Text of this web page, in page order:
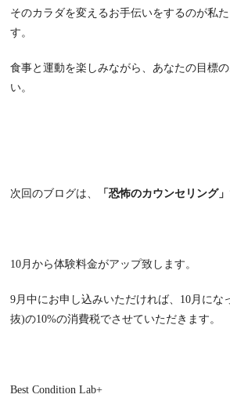
そのカラダを変えるお手伝いをするのが私
す。
食事と運動を楽しみながら、あなたの目標
い。
次回のブログは、 「恐怖のカウンセリング」
10月から体験料金がアップ致します。
9月中にお申し込みいただければ、10月にな
抜)の10%の消費税でさせていただきます。
Best Condition Lab+